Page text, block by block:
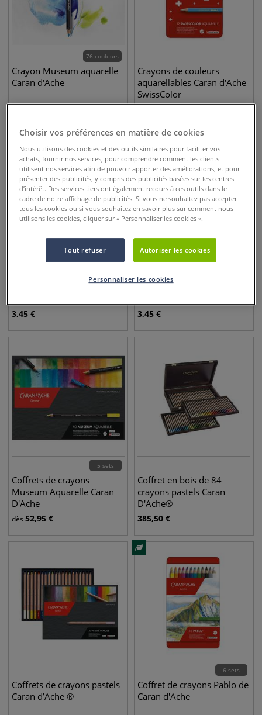
76 couleurs
Crayon Museum aquarelle
Caran d'Ache
4,95€
Crayons de couleurs
aquarellables Caran d'Ache
SwissColor
16,95€
120 couleurs
Crayons de couleurs
aquarellables Supracolor de
3,45 €
96 couleurs
Pastel à l'huile Neopastel de
Caran d'Ache
3,45 €
5 sets
Coffrets de crayons
Museum Aquarelle Caran
D'Ache
dès 52,95 €
Coffret en bois de 84
crayons pastels Caran
D'Ache®
385,50 €
Coffrets de crayons pastels
Caran d’Ache ®
6 sets
Coffret de crayons Pablo de
Caran d'Ache
Choisir vos préférences en matière de cookies
Nous utilisons des cookies et des outils similaires pour faciliter vos
achats, fournir nos services, pour comprendre comment les clients
utilisent nos services afin de pouvoir apporter des améliorations, et pour
présenter des publicités, y compris des publicités basées sur les centres
d’intérêt. Des services tiers ont également recours à ces outils dans le
cadre de notre affichage de publicités. Si vous ne souhaitez pas accepter
tous les cookies ou si vous souhaitez en savoir plus sur comment nous
utilisons les cookies, cliquer sur « Personnaliser les cookies ».
Tout refuser Autoriser les cookies
Personnaliser les cookies